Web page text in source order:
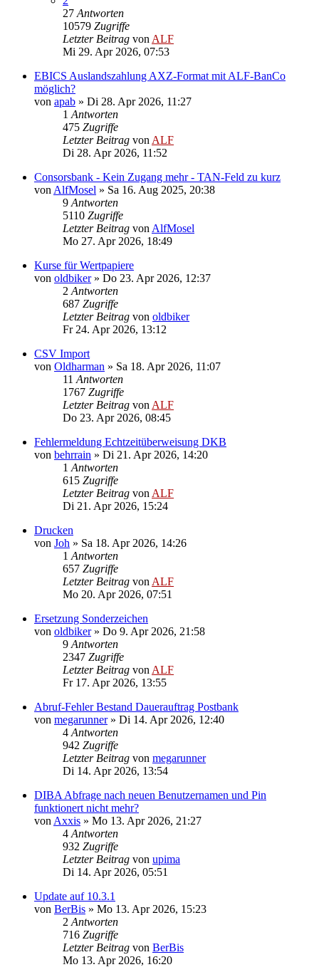
27 Antworten
10579 Zugriffe
Letzter Beitrag von ALF
Mi 29. Apr 2026, 07:53
EBICS Auslandszahlung AXZ-Format mit ALF-BanCo
möglich?
von apab » Di 28. Apr 2026, 11:27
1 Antworten
475 Zugriffe
Letzter Beitrag von ALF
Di 28. Apr 2026, 11:52
Consorsbank - Kein Zugang mehr - TAN-Feld zu kurz
von AlfMosel » Sa 16. Aug 2025, 20:38
9 Antworten
5110 Zugriffe
Letzter Beitrag von AlfMosel
Mo 27. Apr 2026, 18:49
Kurse für Wertpapiere
von oldbiker» Do 23. Apr 2026, 12:37
2 Antworten
687 Zugriffe
Letzter Beitrag von oldbiker
Fr 24. Apr 2026, 13:12
CSV Import
von Oldharman » Sa 18. Apr 2026, 11:07
11 Antworten
1767 Zugriffe
Letzter Beitrag von ALF
Do 23. Apr 2026, 08:45
Fehlermeldung Echtzeitüberweisung DKB
von behrrain » Di 21. Apr 2026, 14:20
1 Antworten
615 Zugriffe
Letzter Beitrag von ALF
Di 21. Apr 2026, 15:24
Drucken
von Joh » Sa 18. Apr 2026, 14:26
1 Antworten
657 Zugriffe
Letzter Beitrag von ALF
Mo 20. Apr 2026, 07:51
Ersetzung Sonderzeichen
von oldbiker» Do 9. Apr 2026, 21:58
9 Antworten
2347 Zugriffe
Letzter Beitrag von ALF
Fr 17. Apr 2026, 13:55
Abruf-Fehler Bestand Dauerauftrag Postbank
von megarunner» Di 14. Apr 2026, 12:40
4 Antworten
942 Zugriffe
Letzter Beitrag von megarunner
Di 14. Apr 2026, 13:54
DIBA Abfrage nach neuen Benutzernamen und Pin
funktionert nicht mehr?
von Axxis » Mo 13. Apr 2026, 21:27
4 Antworten
932 Zugriffe
Letzter Beitrag von upima
Di 14. Apr 2026, 05:51
Update auf 10.3.1
von BerBis » Mo 13. Apr 2026, 15:23
2 Antworten
716 Zugriffe
Letzter Beitrag von BerBis
Mo 13. Apr 2026, 16:20